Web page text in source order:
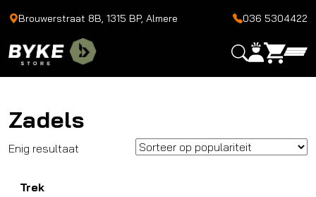
Brouwerstraat 8B, 1315 BP, Almere 036 5304422
Zadels
Enig resultaat
Trek